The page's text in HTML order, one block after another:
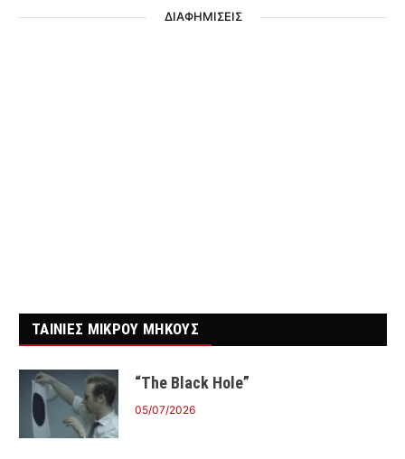
ΔΙΑΦΗΜΙΣΕΙΣ
ΤΑΙΝΙΕΣ ΜΙΚΡΟΥ ΜΗΚΟΥΣ
“The Black Hole”
05/07/2026